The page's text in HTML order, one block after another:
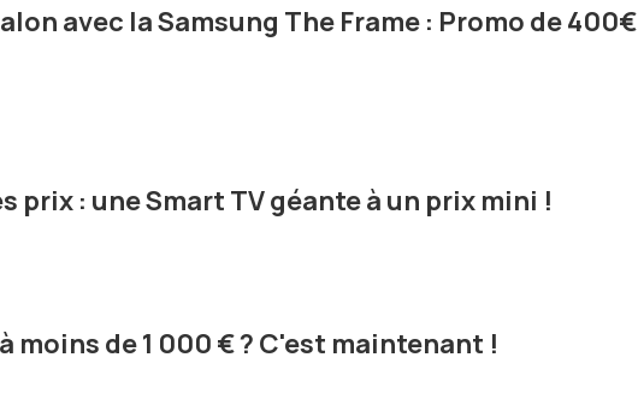
avec la Samsung The Frame : Promo de 400€
prix : une Smart TV géante à un prix mini !
moins de 1 000 € ? C'est maintenant !